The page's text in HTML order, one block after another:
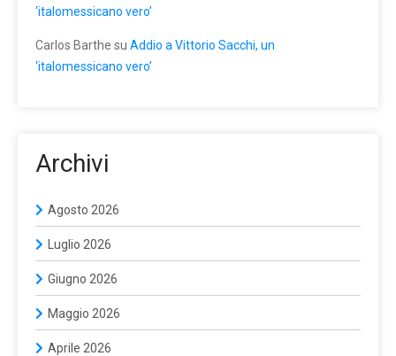
‘italomessicano vero’
Carlos Barthe su Addio a Vittorio Sacchi, un
‘italomessicano vero’
Archivi
Agosto 2026
Luglio 2026
Giugno 2026
Maggio 2026
Aprile 2026